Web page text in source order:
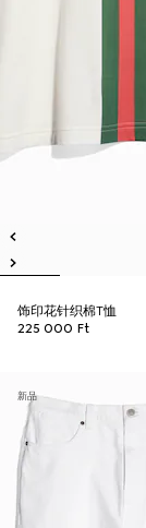
饰印花针织棉T恤
225 000 Ft
新品